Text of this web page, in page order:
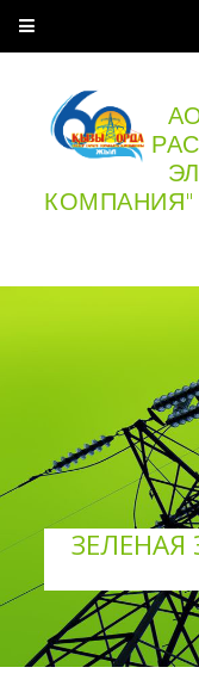
КОМПАНИЯ"
ЗЕЛЕНАЯ